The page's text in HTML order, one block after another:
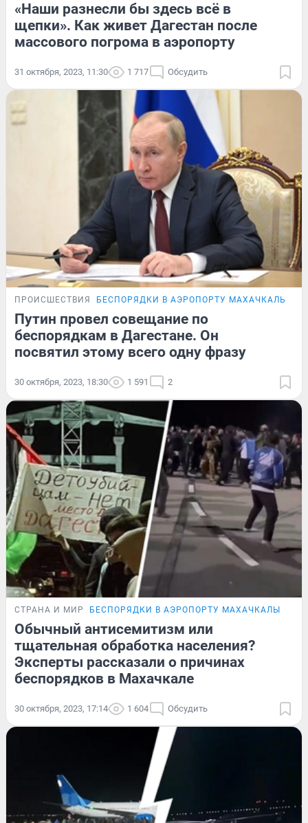
«Наши разнесли бы здесь всё в
щепки». Как живет Дагестан после
массового погрома в аэропорту
31 октября, 2023, 11:30 1 717 Обсудить
ПРОИСШЕСТВИЯ БЕСПОРЯДКИ В АЭРОПОРТУ МАХАЧКАЛЫ
Путин провел совещание по
беспорядкам в Дагестане. Он
посвятил этому всего одну фразу
30 октября, 2023, 18:30 1 591 2
СТРАНА И МИР БЕСПОРЯДКИ В АЭРОПОРТУ МАХАЧКАЛЫ
Обычный антисемитизм или
тщательная обработка населения?
Эксперты рассказали о причинах
беспорядков в Махачкале
30 октября, 2023, 17:14 1 604 Обсудить